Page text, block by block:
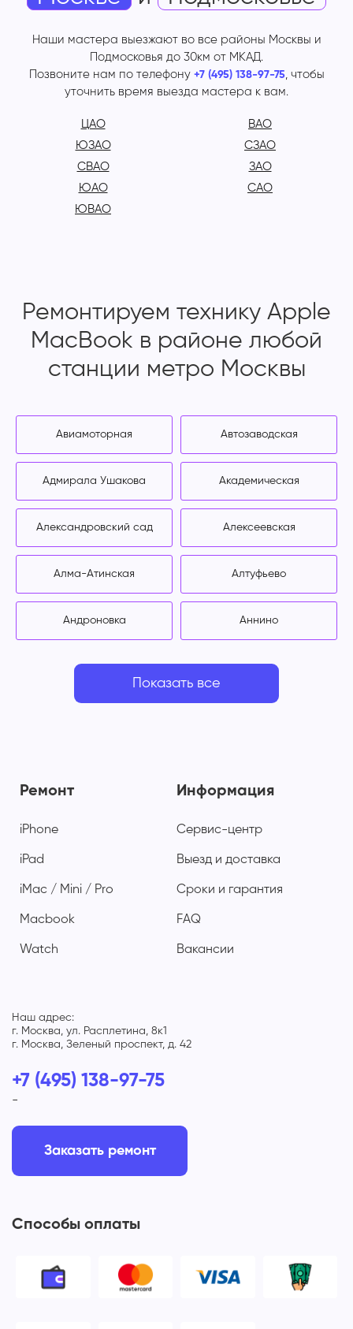
Наши мастера выезжают во все районы Москвы и
Подмосковья до 30км от МКАД.
Позвоните нам по телефону +7 (495) 138-97-75, чтобы
уточнить время выезда мастера к вам.
ЦАО
ЮЗАО
СВАО
ЮАО
ЮВАО
ВАО
СЗАО
ЗАО
САО
Ремонтируем технику Apple
MacBook в районе любой
станции метро Москвы
Авиамоторная Автозаводская
Адмирала Ушакова Академическая
Александровский сад Алексеевская
Алма-Атинская Алтуфьево
Андроновка Аннино
Показать все
Ремонт
iPhone
iPad
iMac / Mini / Pro
Macbook
Watch
Информация
Сервис-центр
Выезд и доставка
Сроки и гарантия
FAQ
Вакансии
Наш адрес:
г. Москва, ул. Расплетина, 8к1
г. Москва, Зеленый проспект, д. 42
+7 (495) 138-97-75
-
Заказать ремонт
Способы оплаты